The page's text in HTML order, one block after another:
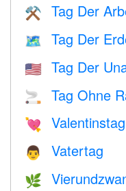
⚒️ Tag Der
🗺️ Tag Der
🇺🇸 Tag Der
🚬 Tag Ohne
💘 Valentinstag
👨 Vatertag
🌿